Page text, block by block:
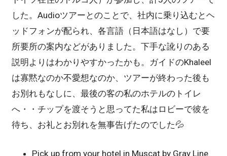
した。Audioツアーとのことで、社内に乗り込むとヘ
ッドフォンが配られ、各言語（日本語はなし）で要
所要所の案内などがありました。下手な訛りのある
説明よりはわかりやすかったかも。ガイドのKhaleel
は寡黙なのか不愛想なのか、ツアーが終わった後も
お別れもなしに、最後の客の私のホテルのトイレ
へ・・チップを渡そうと思ってた私はロビーで彼を
待ち、お礼とお別れを無事告げたのでした💦
Pick up from your hotel in Muscat by Gray Line